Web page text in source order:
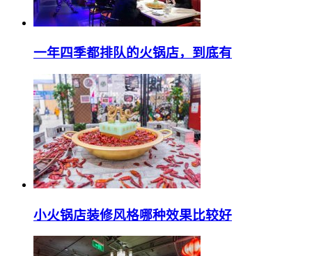
一年四季都排队的火锅店，到底有
小火锅店装修风格哪种效果比较好